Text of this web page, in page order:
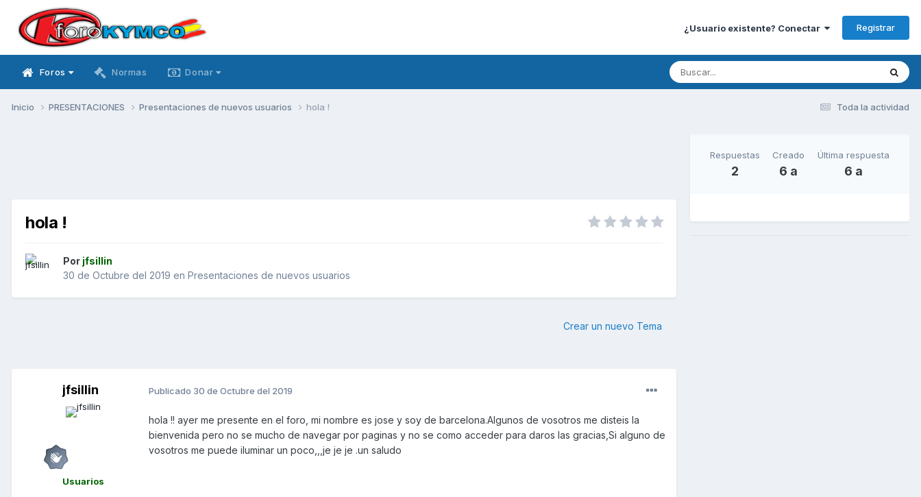
¿Usuario existente? Conectar Registrar
Foros Normas Donar
Toda la actividad
Inicio PRESENTACIONES Presentaciones de nuevos usuarios hola !
hola !
Por jfsillin
30 de Octubre del 2019 en Presentaciones de nuevos usuarios
Crear un nuevo Tema
jfsillin
Usuarios
Publicado 30 de Octubre del 2019
hola !! ayer me presente en el foro, mi nombre es jose y soy de barcelona.Algunos de vosotros me disteis la
bienvenida pero no se mucho de navegar por paginas y no se como acceder para daros las gracias,Si alguno de
vosotros me puede iluminar un poco,,,je je je .un saludo
Respuestas
2
Creado
6 a
Última respuesta
6 a